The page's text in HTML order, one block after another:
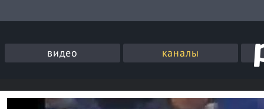
видео каналы